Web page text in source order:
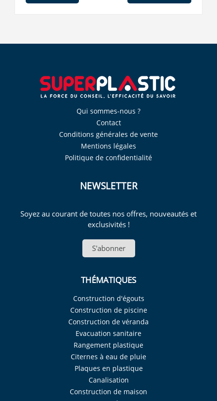
Qui sommes-nous ?
Contact
Conditions générales de vente
Mentions légales
Politique de confidentialité
NEWSLETTER
Soyez au courant de toutes nos offres, nouveautés et
exclusivités !
S'abonner
THÉMATIQUES
Construction d'égouts
Construction de piscine
Construction de véranda
Evacuation sanitaire
Rangement plastique
Citernes à eau de pluie
Plaques en plastique
Canalisation
Construction de maison